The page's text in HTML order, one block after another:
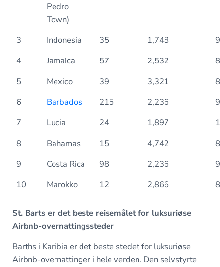
Pedro
Town)
3 Indonesia 35 1,748
4
Jamaica 57 2,532
5
Mexico 39 3,321
6
Barbados 215 2,236
7
Lucia 24 1,897
8
Bahamas 15 4,742
9
Costa Rica 98 2,236
10
Marokko 12 2,866
St. Barts er det beste reisemålet for luksuriøse
Airbnb-overnattingssteder
Barths i Karibia er det beste stedet for luksuriøse
Airbnb-overnattinger i hele verden. Den selvstyrte